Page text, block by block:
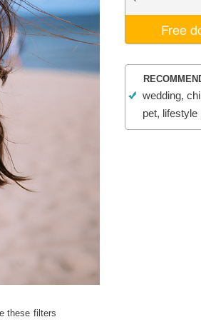
Video Editing Services
Free
wedding,
pet, lifestyle
these filters